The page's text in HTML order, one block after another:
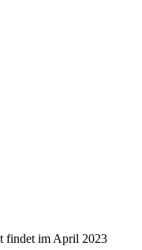
findet im April 2023